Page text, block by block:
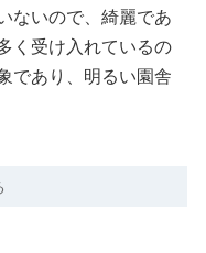
ないので、綺麗であ
く受け入れているの
であり、明るい園舎